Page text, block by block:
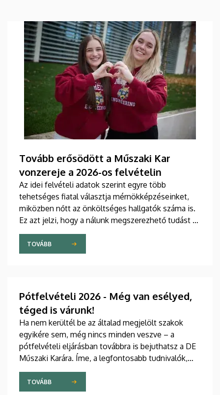
Tovább erősödött a Műszaki Kar
vonzereje a 2026-os felvételin
Az idei felvételi adatok szerint egyre több
tehetséges fiatal választja mérnökképzéseinket,
miközben nőtt az önköltséges hallgatók száma is.
Ez azt jelzi, hogy a nálunk megszerezhető tudást és
diplomát valódi értéknek tekintik.
TOVÁBB
Pótfelvételi 2026 - Még van esélyed,
téged is várunk!
Ha nem kerültél be az általad megjelölt szakok
egyikére sem, még nincs minden veszve – a
pótfelvételi eljárásban továbbra is bejuthatsz a DE
Műszaki Karára. Íme, a legfontosabb tudnivalók,
hogy időben felkészülhess.
TOVÁBB